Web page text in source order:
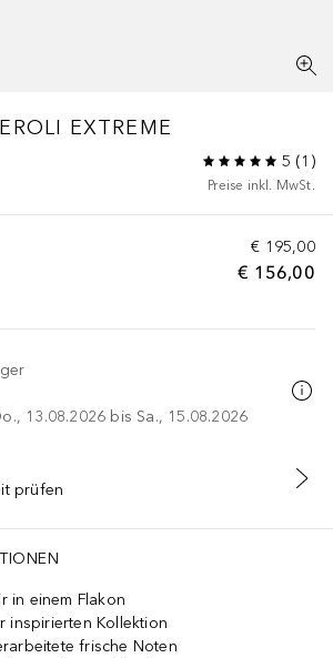
EXTREME
5 (1 )
Preise inkl. MwSt.
€ 195,00
€ 156,00
13.08.2026 bis Sa., 15.08.2026
IN DEN WARENKORB
prüfen
in einem Flakon
inspirierten Kollektion
frische Noten